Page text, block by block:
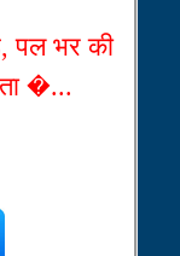
पल भर की
�...